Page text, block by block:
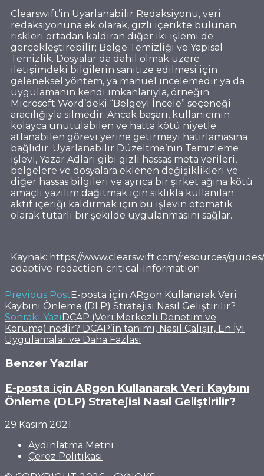
Clearswift’in Uyarlanabilir Redaksiyonu, veri
redaksiyonuna ek olarak, gizli içerikte bulunan
riskleri ortadan kaldıran diğer iki işlemi de
gerçekleştirebilir; Belge Temizliği ve Yapısal
Temizlik. Dosyalar da dahil olmak üzere
iletişimdeki bilgilerin sanitize edilmesi için
geleneksel yöntem, ya manuel incelemedir ya da
uygulamanın kendi imkanlarıyla, örneğin
Microsoft Word’deki “Belgeyi İncele” seçeneği
aracılığıyla silmedir. Ancak başarı, kullanıcının
kolayca unutulabilen ve hatta kötü niyetle
atlanabilen görevi yerine getirmeyi hatırlamasına
bağlıdır. Uyarlanabilir Düzeltme’nin Temizleme
işlevi, Yazar Adları gibi gizli hassas meta verileri,
belgelere ve dosyalara eklenen değişiklikleri ve
diğer hassas bilgileri ve ayrıca bir şirket ağına kötü
amaçlı yazılım dağıtmak için sıklıkla kullanılan
aktif içeriği kaldırmak için bu işlevin otomatik
olarak tutarlı bir şekilde uygulanmasını sağlar.
Kaynak: https://www.clearswift.com/resources/
adaptive-redaction-critical-information
Previous PostE-posta için ARgon Kullanarak Veri
Kaybını Önleme (DLP) Stratejisi Nasıl Geliştirilir?
Sonraki YazıDCAP (Veri Merkezli Denetim ve
Koruma) nedir? DCAP’in tanımı, Nasıl Çalışır, En İyi
Uygulamalar ve Daha Fazlası
Benzer Yazılar
E-posta için ARgon Kullanarak Veri Kaybını
Önleme (DLP) Stratejisi Nasıl Geliştirilir?
29 Kasım 2021
Aydınlatma Metni
Çerez Politikası